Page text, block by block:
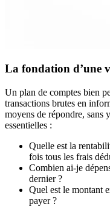
La fondation d’une
Un plan de comptes bien
transactions brutes en
moyens de répondre, sans
essentielles :
Quelle est la
fois tous les frais
Combien ai-je
dernier ?
Quel est le montant
payer ?